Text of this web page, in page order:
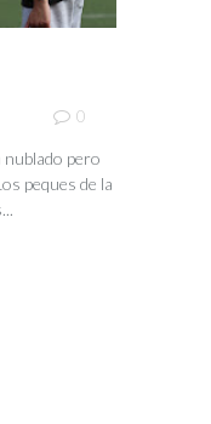
0
nublado pero
peques de la